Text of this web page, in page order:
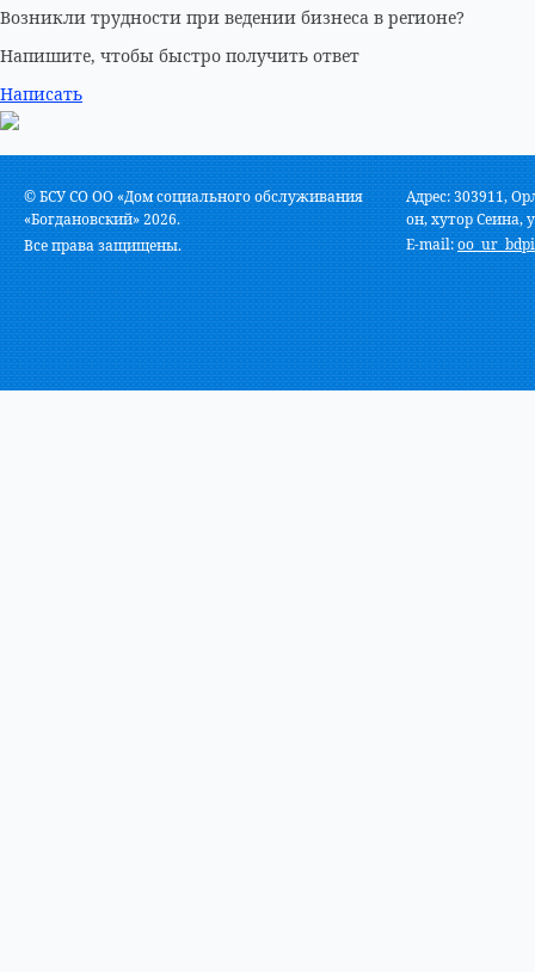
Возникли трудности при ведении бизнеса в регионе?
Напишите, чтобы быстро получить ответ
Написать
© БСУ СО ОО «Дом социального обслуживания
«Богдановский» 2026.
Все права защищены.
Адрес: 303911,
он, хутор Сеина,
E-mail: